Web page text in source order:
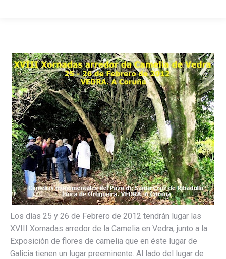
Los días 25 y 26 de Febrero de 2012 tendrán lugar las
XVIII Xornadas arredor de la Camelia en Vedra, junto a la
Exposición de flores de camelia que en éste lugar de
Galicia tienen un lugar preeminente. Al lado del lugar de